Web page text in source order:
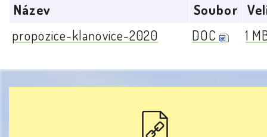
Název Soubor
propozice-klanovice-2020
DOC 1